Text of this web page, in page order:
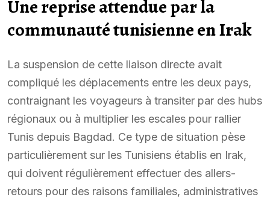
Une reprise attendue par la
communauté tunisienne en Irak
La suspension de cette liaison directe avait
compliqué les déplacements entre les deux pays,
contraignant les voyageurs à transiter par des hubs
régionaux ou à multiplier les escales pour rallier
Tunis depuis Bagdad. Ce type de situation pèse
particulièrement sur les Tunisiens établis en Irak,
qui doivent régulièrement effectuer des allers-
retours pour des raisons familiales, administratives